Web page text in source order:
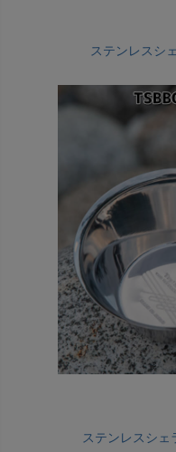
ステンレスシ
ステンレスシェ